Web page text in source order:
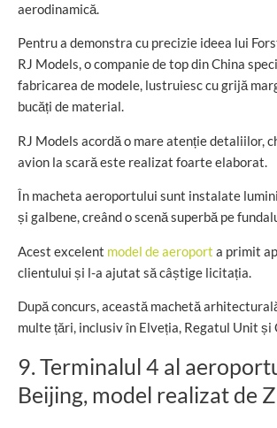
aerodinamică.
Pentru a demonstra cu precizie ideea lui
RJ Models, o companie de top din China
fabricarea de modele, lustruiesc cu grijă
bucăți de material.
RJ Models acordă o mare atenție detaliilor,
avion la scară este realizat foarte elaborat.
În macheta aeroportului sunt instalate
și galbene, creând o scenă superbă pe
Acest excelent model de aeroport a primit
clientului și l-a ajutat să câștige licitația.
După concurs, această machetă
multe țări, inclusiv în Elveția, Regatul Unit și
9. Terminalul 4 al
Beijing, model realizat de